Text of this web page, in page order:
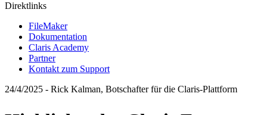
Direktlinks
FileMaker
Dokumentation
Claris Academy
Partner
Kontakt zum Support
24/4/2025 - Rick Kalman, Botschafter für die Claris-Plattform